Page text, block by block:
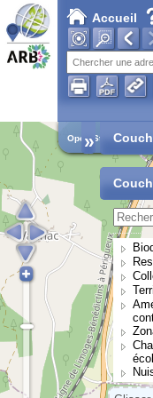
Accueil
Open Street Map
»